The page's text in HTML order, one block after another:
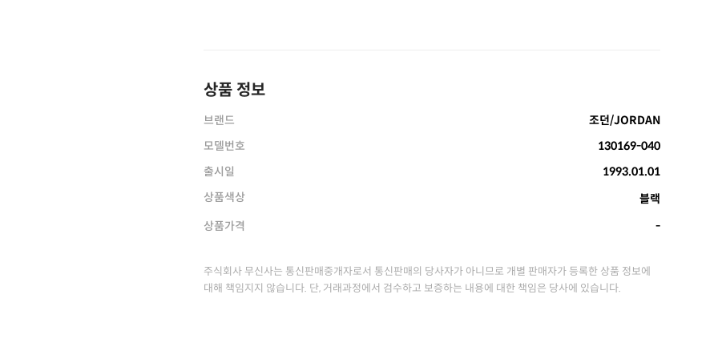
상품 정보
브랜드
조던/JORDAN
모델번호
130169-040
출시일
1993.01.01
상품색상
블랙
상품가격
-
주식회사 무신사는 통신판매중개자로서 통신판매의 당사자가 아니므로 개별 판매자가 등록한 상품 정보에
대해 책임지지 않습니다. 단, 거래과정에서 검수하고 보증하는 내용에 대한 책임은 당사에 있습니다.